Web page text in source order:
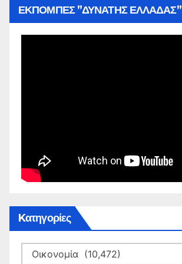
ΕΚΠΟΜΠΕΣ ”ΔΥΝΑΤΗΣ ΕΛΛΑΔΑΣ”
Kατηγορίες
Kατηγορίες